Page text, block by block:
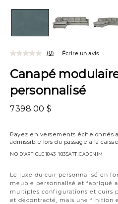
Canapé
personnalisé
7398,00 $
Payez en versements échelonnés
admissible lors du passage à la
NO D’ARTICLE1843_1835ATTICADENIM
Le luxe du cuir personnalisé en
meuble personnalisé et fabriqué
multiples configurations et cuirs
et décontracté, mais une finition
(0) Écrire un avis